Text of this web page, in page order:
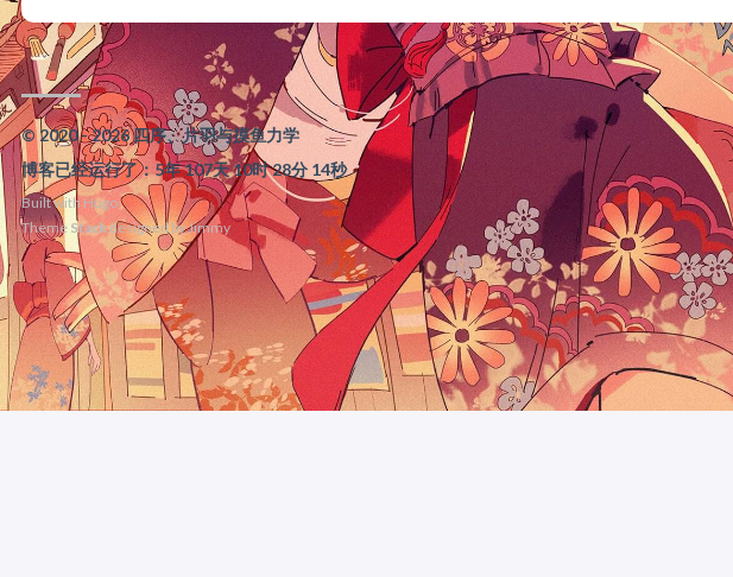
© 2020 - 2026 四序、片羽与摸鱼力学
博客已经运行了：5年 107天 10时 28分 14秒
Built with Hugo
Theme Stackdesigned byJimmy